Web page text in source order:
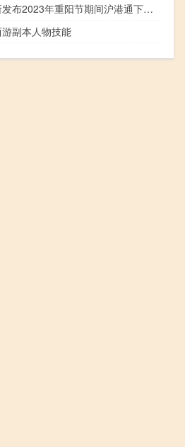
上交所发布2023年重阳节期间沪港通下港股通交易日安排的通知：10月23日（星期一）不提供港股通服务10月24日（星期二）起照常开通港股通服务
副本人物技能